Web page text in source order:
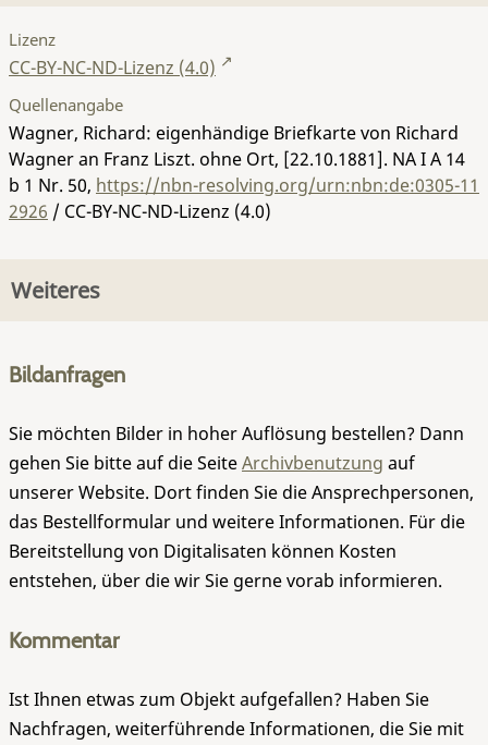
Lizenz
CC-BY-NC-ND-Lizenz (4.0)
Quellenangabe
Wagner, Richard: eigenhändige Briefkarte von Richard
Wagner an Franz Liszt. ohne Ort, [22.10.1881]. NA I A 14
b 1 Nr. 50, https://nbn-resolving.org/urn:nbn:de:0305-11
2926 / CC-BY-NC-ND-Lizenz (4.0)
Weiteres
Bildanfragen
Sie möchten Bilder in hoher Auflösung bestellen? Dann
gehen Sie bitte auf die SeiteArchivbenutzung auf
unserer Website. Dort finden Sie die Ansprechpersonen,
das Bestellformular und weitere Informationen. Für die
Bereitstellung von Digitalisaten können Kosten
entstehen, über die wir Sie gerne vorab informieren.
Kommentar
Ist Ihnen etwas zum Objekt aufgefallen? Haben Sie
Nachfragen, weiterführende Informationen, die Sie mit